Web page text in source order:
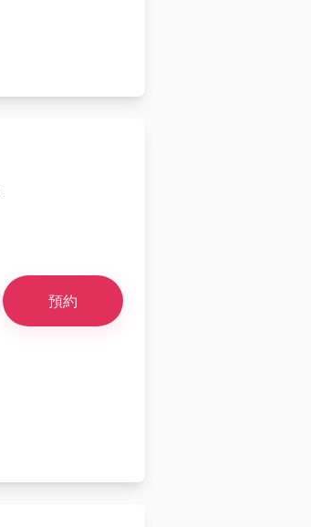
預約